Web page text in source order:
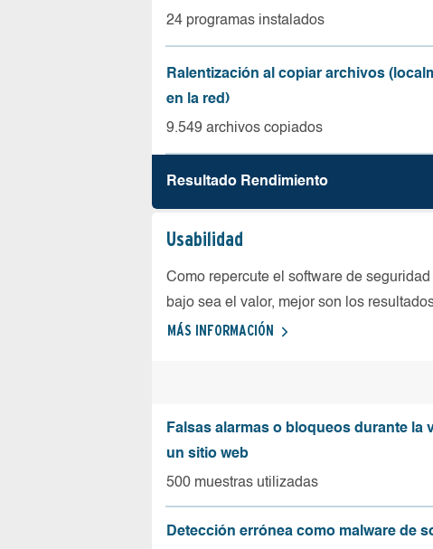
24 programas instalados
Ralentización al copiar archivos
en la red)
9.549 archivos copiados
Resultado Rendimiento
Usabilidad
Como repercute el software de
bajo sea el valor, mejor son los
MÁS INFORMACIÓN
Falsas alarmas o bloqueos durante la
un sitio web
500 muestras utilizadas
Detección errónea como malware de